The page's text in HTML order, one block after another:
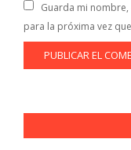
Guarda mi
para la próxima vez